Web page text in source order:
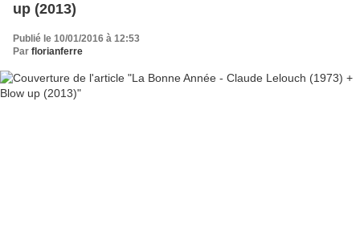
up (2013)
Publié le 10/01/2016 à 12:53
Par florianferre